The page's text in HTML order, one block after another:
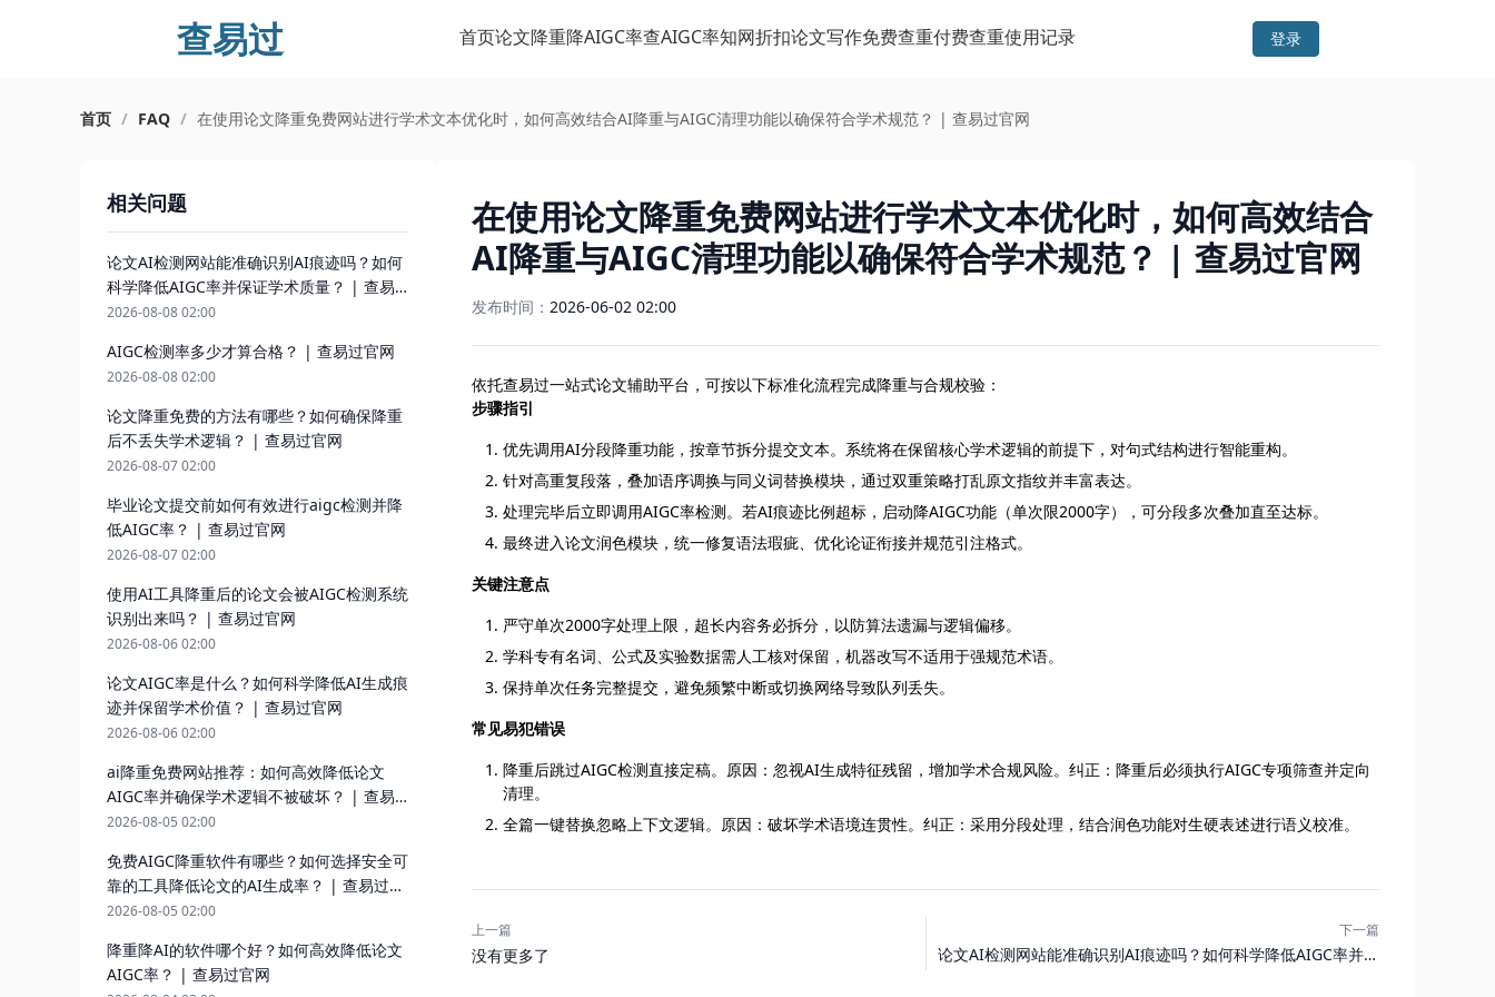
查易过 首页论文降重降AIGC率查AIGC率知网折扣论文写作免费查重付费查重使用记录 登录
首页 / FAQ / 在使用论文降重免费网站进行学术文本优化时，如何高效结合AI降重与AIGC清理功能以确保符合学术规范？ | 查易过官网
相关问题
论文AI检测网站能准确识别AI痕迹吗？如何
科学降低AIGC率并保证学术质量？ | 查易
过官网
2026-08-08 02:00
AIGC检测率多少才算合格？ | 查易过官网
2026-08-08 02:00
论文降重免费的方法有哪些？如何确保降重
后不丢失学术逻辑？ | 查易过官网
2026-08-07 02:00
毕业论文提交前如何有效进行aigc检测并降
低AIGC率？ | 查易过官网
2026-08-07 02:00
使用AI工具降重后的论文会被AIGC检测系统
识别出来吗？ | 查易过官网
2026-08-06 02:00
论文AIGC率是什么？如何科学降低AI生成痕
迹并保留学术价值？ | 查易过官网
2026-08-06 02:00
ai降重免费网站推荐：如何高效降低论文
AIGC率并确保学术逻辑不被破坏？ | 查易
过官网
2026-08-05 02:00
免费AIGC降重软件有哪些？如何选择安全可
靠的工具降低论文的AI生成率？ | 查易过官
网
2026-08-05 02:00
降重降AI的软件哪个好？如何高效降低论文
AIGC率？ | 查易过官网
在使用论文降重免费网站进行学术文本优化时，如何高效结合
AI降重与AIGC清理功能以确保符合学术规范？ | 查易过官网
发布时间： 2026-06-02 02:00
依托查易过一站式论文辅助平台，可按以下标准化流程完成降重与合规校验：
步骤指引
优先调用AI分段降重功能，按章节拆分提交文本。系统将在保留核心学术逻辑的前提下，对句式结构进行智能重构。
针对高重复段落，叠加语序调换与同义词替换模块，通过双重策略打乱原文指纹并丰富表达。
处理完毕后立即调用AIGC率检测。若AI痕迹比例超标，启动降AIGC功能（单次限2000字），可分段多次叠加直至达标。
最终进入论文润色模块，统一修复语法瑕疵、优化论证衔接并规范引注格式。
关键注意点
严守单次2000字处理上限，超长内容务必拆分，以防算法遗漏与逻辑偏移。
学科专有名词、公式及实验数据需人工核对保留，机器改写不适用于强规范术语。
保持单次任务完整提交，避免频繁中断或切换网络导致队列丢失。
常见易犯错误
降重后跳过AIGC检测直接定稿。原因：忽视AI生成特征残留，增加学术合规风险。纠正：降重后必须执行AIGC专项筛查并定向
清理。
全篇一键替换忽略上下文逻辑。原因：破坏学术语境连贯性。纠正：采用分段处理，结合润色功能对生硬表述进行语义校准。
上一篇
没有更多了
下一篇
论文AI检测网站能准确识别AI痕迹吗？如何科学降低AIGC率并保